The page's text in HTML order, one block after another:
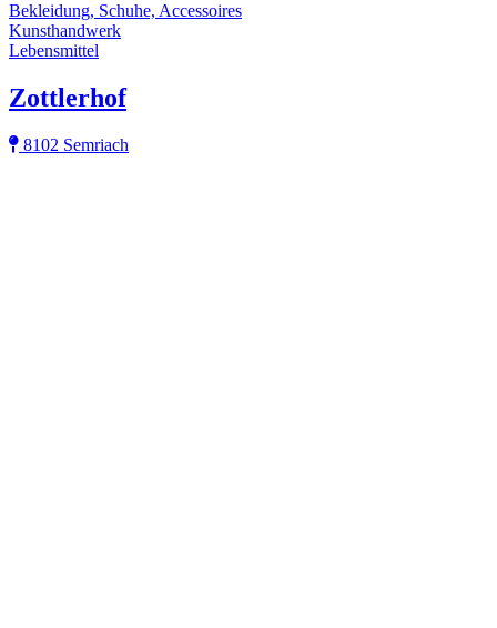
Bekleidung, Schuhe, Accessoires
Kunsthandwerk
Lebensmittel
Zottlerhof
8102 Semriach